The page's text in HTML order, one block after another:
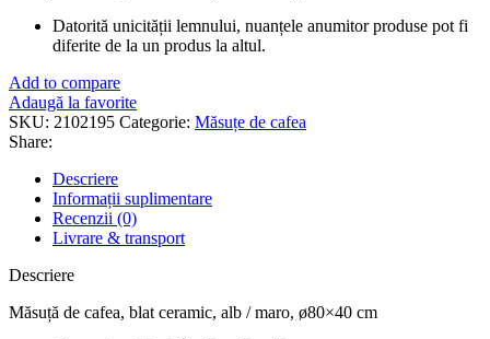
Datorită unicității lemnului, nuanțele anumitor produse pot fi
diferite de la un produs la altul.
Add to compare
Adaugă la favorite
SKU: 2102195 Categorie: Măsuțe de cafea
Share:
Descriere
Informații suplimentare
Recenzii (0)
Livrare & transport
Descriere
Măsuță de cafea, blat ceramic, alb / maro, ø80×40 cm